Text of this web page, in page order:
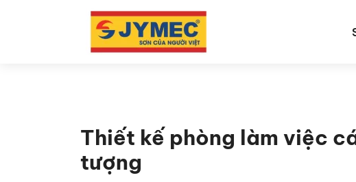
Thiết kế phòng làm việc
tượng